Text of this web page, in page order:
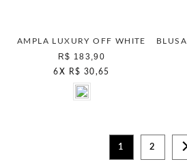
AMPLA LUXURY OFF WHITE
R$ 183,90
6 X R$ 30,65
1 2